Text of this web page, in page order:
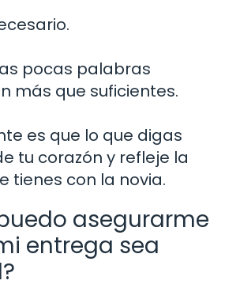
pocas palabras
más que suficientes.
es que lo que digas
tu corazón y refleje la
tienes con la novia.
asegurarme
entrega sea